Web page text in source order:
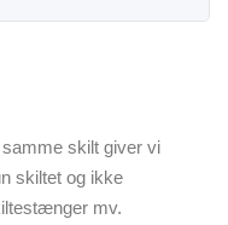
skilt giver vi
skiltet og ikke
mv.